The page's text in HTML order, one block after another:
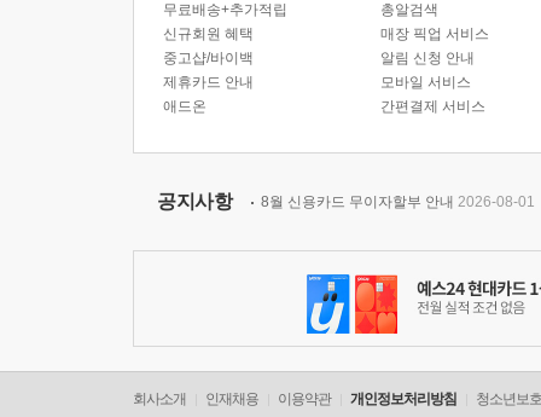
무료배송+추가적립
신규회원 혜택
중고샵/바이백
제휴카드 안내
애드온
총알검색
매장 픽업 서비스
알림 신청 안내
모바일 서비스
간편결제 서비스
공지사항 8월 신용카드 무이자할부 안내 2026-08-01
회사소개 인재채용 이용약관 개인정보처리방침 청소년보